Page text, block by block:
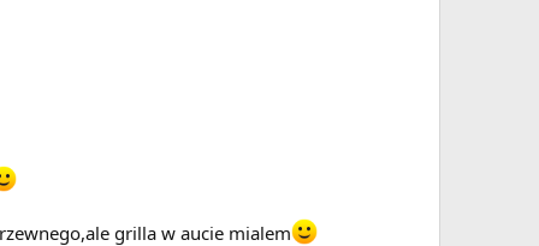
grilla w aucie mialem